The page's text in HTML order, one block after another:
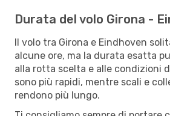
Durata del volo Girona -
Il volo tra Girona e Eindhoven
alcune ore, ma la durata esatta
alla rotta scelta e alle condizioni
sono più rapidi, mentre scali e
rendono più lungo.